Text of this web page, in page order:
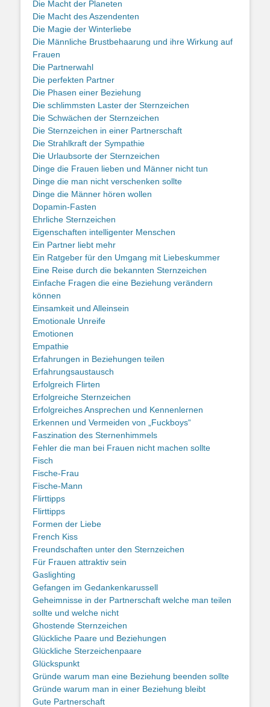
Die Macht der Planeten
Die Macht des Aszendenten
Die Magie der Winterliebe
Die Männliche Brustbehaarung und ihre Wirkung auf
Frauen
Die Partnerwahl
Die perfekten Partner
Die Phasen einer Beziehung
Die schlimmsten Laster der Sternzeichen
Die Schwächen der Sternzeichen
Die Sternzeichen in einer Partnerschaft
Die Strahlkraft der Sympathie
Die Urlaubsorte der Sternzeichen
Dinge die Frauen lieben und Männer nicht tun
Dinge die man nicht verschenken sollte
Dinge die Männer hören wollen
Dopamin-Fasten
Ehrliche Sternzeichen
Eigenschaften intelligenter Menschen
Ein Partner liebt mehr
Ein Ratgeber für den Umgang mit Liebeskummer
Eine Reise durch die bekannten Sternzeichen
Einfache Fragen die eine Beziehung verändern
können
Einsamkeit und Alleinsein
Emotionale Unreife
Emotionen
Empathie
Erfahrungen in Beziehungen teilen
Erfahrungsaustausch
Erfolgreich Flirten
Erfolgreiche Sternzeichen
Erfolgreiches Ansprechen und Kennenlernen
Erkennen und Vermeiden von „Fuckboys“
Faszination des Sternenhimmels
Fehler die man bei Frauen nicht machen sollte
Fisch
Fische-Frau
Fische-Mann
Flirttipps
Flirttipps
Formen der Liebe
French Kiss
Freundschaften unter den Sternzeichen
Für Frauen attraktiv sein
Gaslighting
Gefangen im Gedankenkarussell
Geheimnisse in der Partnerschaft welche man teilen
sollte und welche nicht
Ghostende Sternzeichen
Glückliche Paare und Beziehungen
Glückliche Sterzeichenpaare
Glückspunkt
Gründe warum man eine Beziehung beenden sollte
Gründe warum man in einer Beziehung bleibt
Gute Partnerschaft